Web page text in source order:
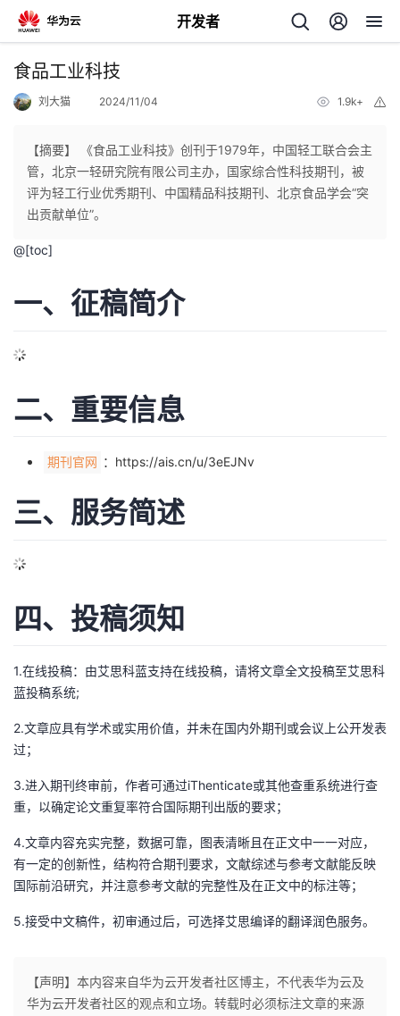
开发者
返
个
人
主
我
的
的
客
我
论
的
子
我
直
播
的
活
我
的
注
我
学
堂
我
课
程
的
认
证
我
的
实
我
的
藏
持
的
术
支
我
云
声
议
食品工业科技
刘大猫 2024/11/04 1.9k+
【摘要】 《食品工业科技》创刊于1979年，中国轻工联合会主
管，北京一轻研究院有限公司主办，国家综合性科技期刊，被
评为轻工行业优秀期刊、中国精品科技期刊、北京食品学会“突
出贡献单位”。
@[toc]
一、征稿简介
二、重要信息
期刊官网 ： https://ais.cn/u/3eEJNv
三、服务简述
四、投稿须知
1.在线投稿：由艾思科蓝支持在线投稿，请将文章全文投稿至艾思科
蓝投稿系统;
2.文章应具有学术或实用价值，并未在国内外期刊或会议上公开发表
过；
3.进入期刊终审前，作者可通过iThenticate或其他查重系统进行查
重，以确定论文重复率符合国际期刊出版的要求；
4.文章内容充实完整，数据可靠，图表清晰且在正文中一一对应，
有一定的创新性，结构符合期刊要求，文献综述与参考文献能反映
国际前沿研究，并注意参考文献的完整性及在正文中的标注等；
5.接受中文稿件，初审通过后，可选择艾思编译的翻译润色服务。
【声明】本内容来自华为云开发者社区博主，不代表华为云及
华为云开发者社区的观点和立场。转载时必须标注文章的来源